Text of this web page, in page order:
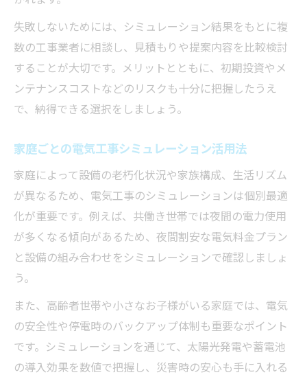
失敗しないためには、シミュレーション結果をもとに複
数の工事業者に相談し、見積もりや提案内容を比較検討
することが大切です。メリットとともに、初期投資やメ
ンテナンスコストなどのリスクも十分に把握したうえ
で、納得できる選択をしましょう。
家庭ごとの電気工事シミュレーション活用法
家庭によって設備の老朽化状況や家族構成、生活リズム
が異なるため、電気工事のシミュレーションは個別最適
化が重要です。例えば、共働き世帯では夜間の電力使用
が多くなる傾向があるため、夜間割安な電気料金プラン
と設備の組み合わせをシミュレーションで確認しましょ
う。
また、高齢者世帯や小さなお子様がいる家庭では、電気
の安全性や停電時のバックアップ体制も重要なポイント
です。シミュレーションを通じて、太陽光発電や蓄電池
の導入効果を数値で把握し、災害時の安心も手に入れる